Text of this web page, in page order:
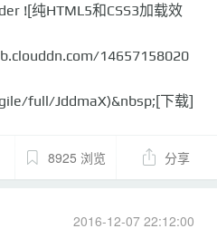
![纯HTML5和CSS3加载效
14657158020
full/JddmaX)&nbsp;[下载]
![纯HTML5和CSS3加载
8925 浏览 分享
2016-12-07 22:12:00